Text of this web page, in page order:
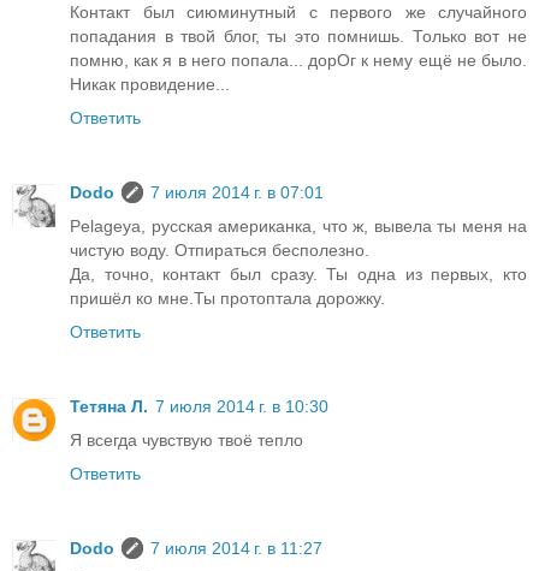
Контакт был сиюминутный с первого же случайного
попадания в твой блог, ты это помнишь. Только вот не
помню, как я в него попала... дорОг к нему ещё не было.
Никак провидение...
Ответить
Dodo
7 июля 2014 г. в 07:01
Pelageya, русская американка, что ж, вывела ты меня на
чистую воду. Отпираться бесполезно.
Да, точно, контакт был сразу. Ты одна из первых, кто
пришёл ко мне.Ты протоптала дорожку.
Ответить
Тетяна Л. 7 июля 2014 г. в 10:30
Я всегда чувствую твоё тепло
Ответить
Dodo
7 июля 2014 г. в 11:27